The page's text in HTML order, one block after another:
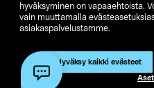
hyväksyminen on vapaaehtoista.
vain muuttamalla
asiakaspalvelustamme.
Hyväksy kaikki evästeet
Tuote
Näytä